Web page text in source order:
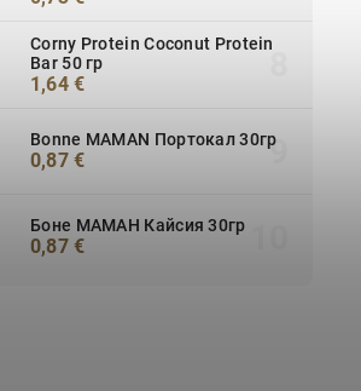
Corny Protein Coconut Protein
Bar 50 гр
1,64 €
Bonne MAMAN Портокал 30гр
0,87 €
Боне МАМАН Кайсия 30гр
0,87 €